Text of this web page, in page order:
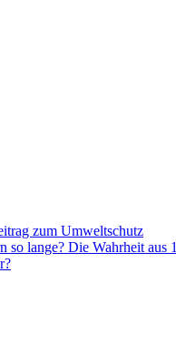
zum Umweltschutz
lange? Die Wahrheit aus